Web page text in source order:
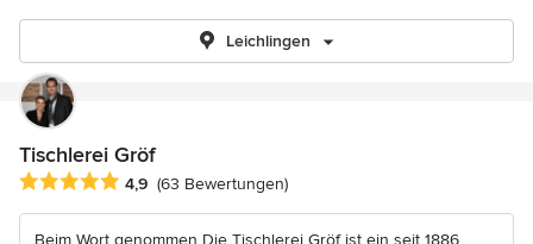
Leichlingen
Tischlerei Gröf
Durchschnittliche Bewertung: 4.9 von 5 Sternen
4,9 (63 Bewertungen)